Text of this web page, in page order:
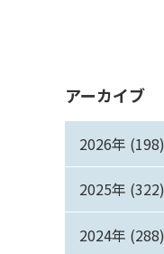
アーカイブ
2026年 (198)
2025年 (322)
2024年 (288)